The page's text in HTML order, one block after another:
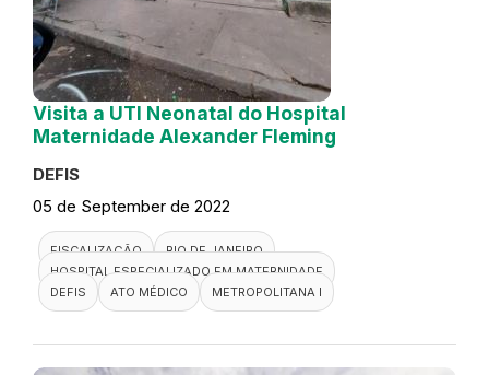
Visita a UTI Neonatal do Hospital
Maternidade Alexander Fleming
DEFIS
05 de September de 2022
FISCALIZAÇÃO
RIO DE JANEIRO
HOSPITAL ESPECIALIZADO EM MATERNIDADE
DEFIS
ATO MÉDICO METROPOLITANA I